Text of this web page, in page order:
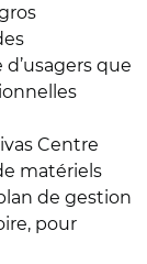
que
Centre
matériels
de gestion
pour